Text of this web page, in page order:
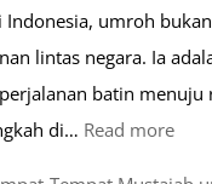
umroh
lintas negara. Ia
batin menuju
di… Read more: